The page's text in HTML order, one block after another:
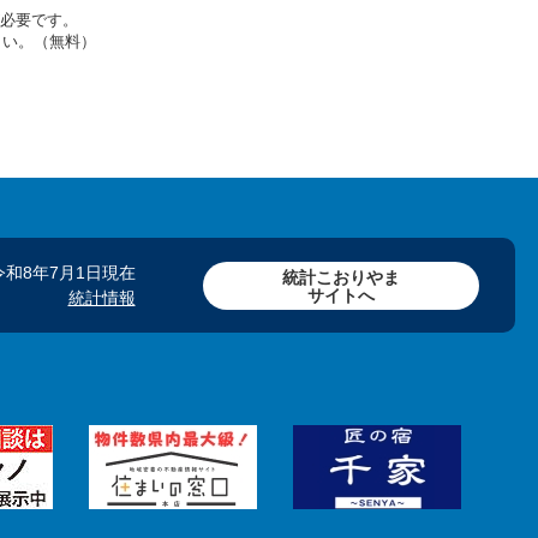
要です。
。（無料）
和8年7月1日現在
統計情報
統計こおりやま
サイトへ